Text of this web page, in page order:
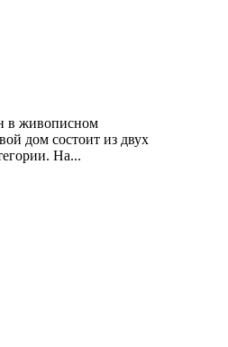
в живописном
дом состоит из двух
На...